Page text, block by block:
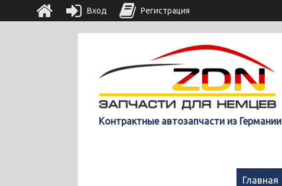
Контрактные автозапчасти из Германии
Главная
Вход Регистрация